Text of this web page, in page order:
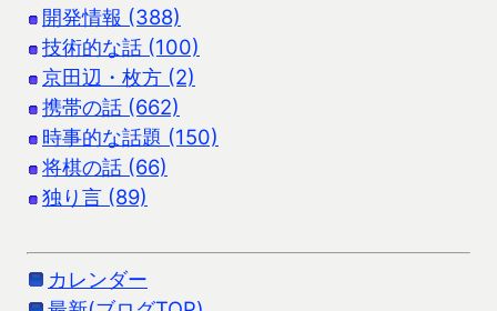
開発情報 (388)
技術的な話 (100)
京田辺・枚方 (2)
携帯の話 (662)
時事的な話題 (150)
将棋の話 (66)
独り言 (89)
カレンダー